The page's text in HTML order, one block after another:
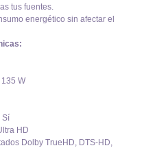
tus fuentes.
energético sin afectar el
W
Sí
HD
Dolby TrueHD, DTS-HD,